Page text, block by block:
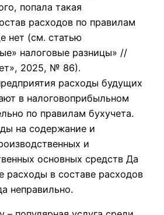
попала такая
расходов по правилам
нет (см. статью
налоговые разницы» //
2025, № 86).
расходы будущих
в налоговоприбыльном
по правилам бухучета.
на содержание и
и
основных средств Да
расходы в составе расходов
неправильно.